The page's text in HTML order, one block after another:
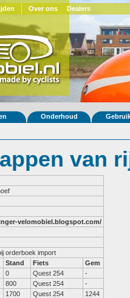
Over ons Dealers
Onderhoud
van
velomobiel.blogspot.com/
orderboek import
Stand Fiets
Gem
0 Quest 254
-
800 Quest 254
-
1700 Quest 254
1244